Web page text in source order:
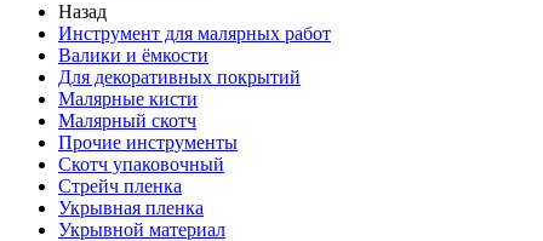
Назад
Инструмент для малярных работ
Валики и ёмкости
Для декоративных покрытий
Малярные кисти
Малярный скотч
Прочие инструменты
Скотч упаковочный
Стрейч пленка
Укрывная пленка
Укрывной материал